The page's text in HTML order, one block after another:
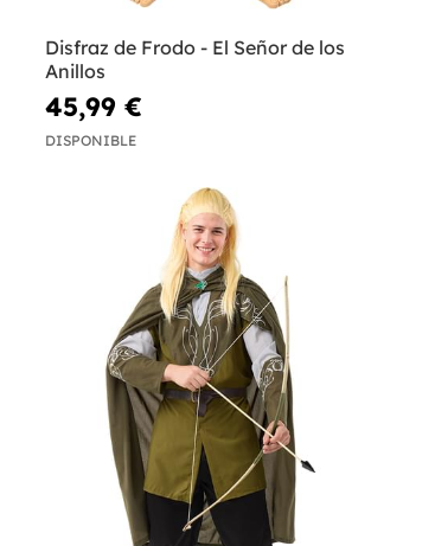
Disfraz de Frodo - El Señor de los
Anillos
45,99 €
DISPONIBLE